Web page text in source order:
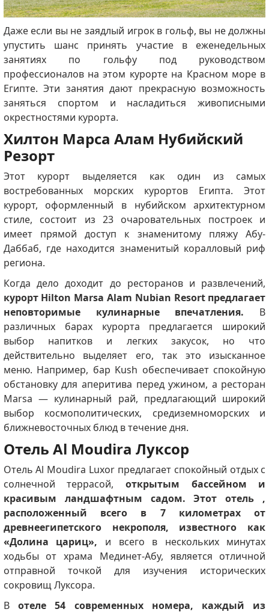
Даже если вы не заядлый игрок в гольф, вы не должны
упустить шанс принять участие в еженедельных
занятиях по гольфу под руководством
профессионалов на этом курорте на Красном море в
Египте.Эти занятия дают прекрасную возможность
заняться спортом и насладиться живописными
окрестностями курорта.
Хилтон Марса Алам Нубийский
Резорт
Этот курорт выделяется как один из самых
востребованных морских курортов Египта.Этот
курорт, оформленный в нубийском архитектурном
стиле, состоит из 23 очаровательных построек и
имеет прямой доступ к знаменитому пляжу Абу-
Даббаб, где находится знаменитый коралловый риф
региона.
Когда дело доходит до ресторанов и развлечений,
курорт Hilton Marsa Alam Nubian Resort предлагает
неповторимые кулинарные впечатления. В
различных барах курорта предлагается широкий
выбор напитков и легких закусок, но что
действительно выделяет его, так это изысканное
меню. Например, бар Kush обеспечивает спокойную
обстановку для аперитива перед ужином, а ресторан
Marsa — кулинарный рай, предлагающий широкий
выбор космополитических, средиземноморских и
ближневосточных блюд в течение дня.
Отель Al Moudira Луксор
Отель Al Moudira Luxor предлагает спокойный отдых с
солнечной террасой, открытым бассейном и
красивым ландшафтным садом.Этот отель ,
расположенный всего в 7 километрах от
древнеегипетского некрополя, известного как
«Долина цариц», и всего в нескольких минутах
ходьбы от храма Мединет-Абу, является отличной
отправной точкой для изучения исторических
сокровищ Луксора.
В отеле 54 современных номера, каждый из